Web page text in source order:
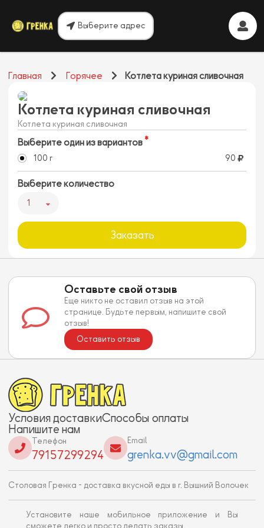
Выберите адрес
Главная Горячее Котлета куриная сливочная
Котлета куриная сливочная
Котлета куриная сливочная
Выберите один из вариантов
100 г 90
Выберите количество
1
Заказать
Оставьте свой отзыв
Еще никто не оставил отзыв на этой
странице. Будьте первым, напишите свой
отзыв!
Оставить отзыв
Условия доставкиСпособы оплаты
Напишите нам
Телефон
79157299294
Email
grenka.vv@gmail.com
Столовая Гренка - доставка вкусной еды в г. Вышний Волочек
Установите наше мобильное приложение и Вы
сможете легко и просто делать заказы.